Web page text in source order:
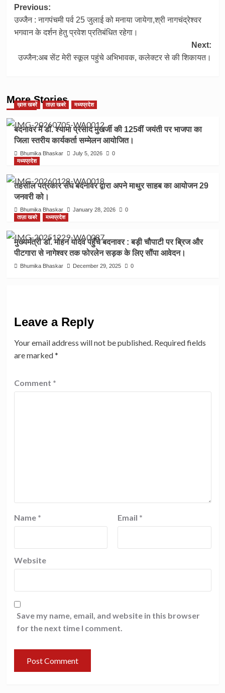
Post
navigation
Previous:
उज्जैन : नागपंचमी पर्व 25 जुलाई को मनाया जायेगा,श्री नागचंद्रेश्वर
भगवान के दर्शन हेतु प्रवेश प्रतिबंधित रहेगा।
Next:
उज्जैन:अब सेंट मेरी स्कूल पहुंचे अभिभावक, कलेक्टर से की शिकायत।
More Stories
ख़ास खबरें ताज़ा खबरे मध्यप्रदेश
बदनावर में डॉ. श्यामा प्रसाद मुखर्जी की 125वीं जयंती पर भाजपा का
जिला स्तरीय कार्यकर्ता सम्मेलन आयोजित।
Bhumika Bhaskar July 5, 2026
0
मध्यप्रदेश
तहसील पत्रकार संघ बदनावर द्वारा अपने माथुर साहब का आयोजन 29
जनवरी को।
Bhumika Bhaskar January 28, 2026
0
ताज़ा खबरे
मध्यप्रदेश
मुख्यमंत्री डॉ. मोहन यादव पहुँचे बदनावर : बड़ी चौपाटी पर ब्रिज और
पीटगारा से नागेश्वर तक फोरलेन सड़क के लिए सौंपा आवेदन।
Bhumika Bhaskar December 29, 2025 0
Leave a Reply
Your email address will not be published. Required fields
are marked*
Comment *
Name * Email *
Website
Save my name, email, and website in this browser
for the next time I comment.